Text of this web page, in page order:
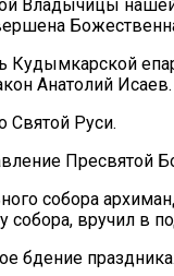
Владычицы
Анатолий Исаев.
Святой Руси.
Пресвятой
собора
вручил в
бдение праздника.